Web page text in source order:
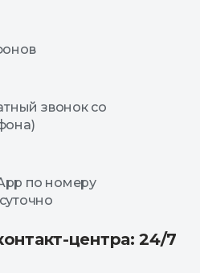
звонок со
по номеру
центра: 24/7